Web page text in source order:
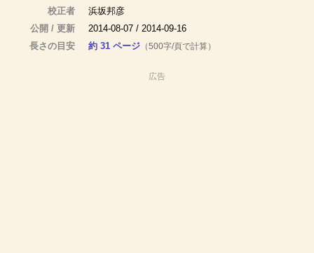
校正者
浜坂邦彦
公開 / 更新
2014-08-07 / 2014-09-16
長さの目安
約 31 ページ（500字/頁で計算）
広告